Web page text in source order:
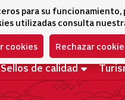
para su funcionamiento,
utilizadas consulta
cookies Rechazar
Sellos de calidad